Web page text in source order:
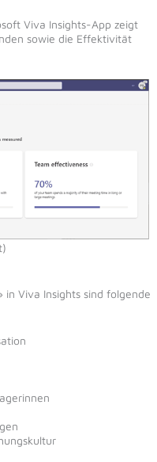
Viva Insights-App zeigt
sowie die Effektivität
in Viva Insights sind folgende